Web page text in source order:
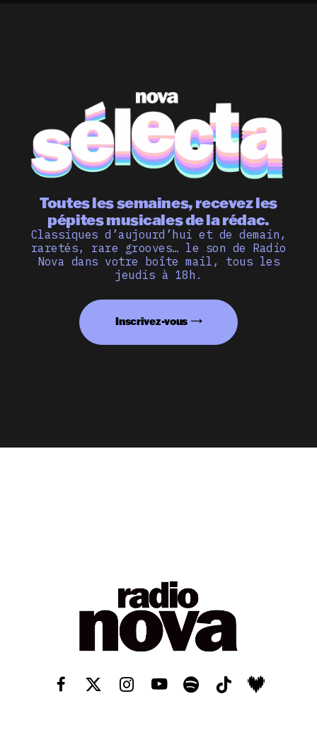
Toutes les semaines, recevez les
pépites musicales de la rédac.
Classiques d’aujourd’hui et de demain,
raretés, rare grooves… le son de Radio
Nova dans votre boîte mail, tous les
jeudis à 18h.
Inscrivez-vous